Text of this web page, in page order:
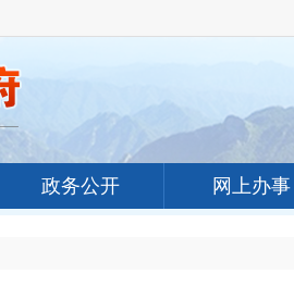
政务公开 网上办事